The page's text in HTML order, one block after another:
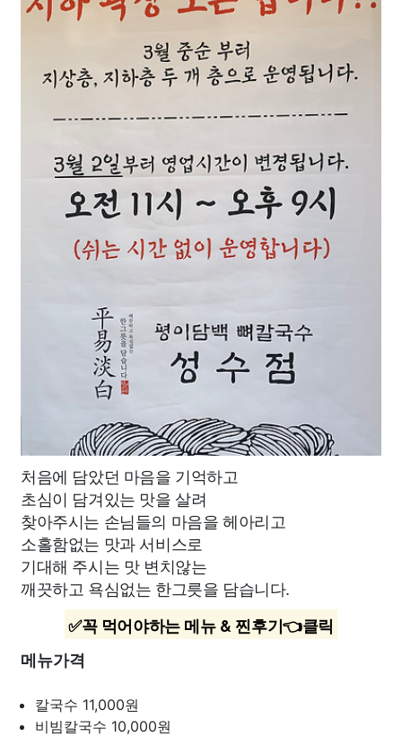
처음에 담았던 마음을 기억하고
초심이 담겨있는 맛을 살려
찾아주시는 손님들의 마음을 헤아리고
소홀함없는 맛과 서비스로
기대해 주시는 맛 변치않는
깨끗하고 욕심없는 한그릇을 담습니다.
✅꼭 먹어야하는 메뉴 & 찐후기👈클릭
메뉴가격
칼국수 11,000원
비빔칼국수 10,000원